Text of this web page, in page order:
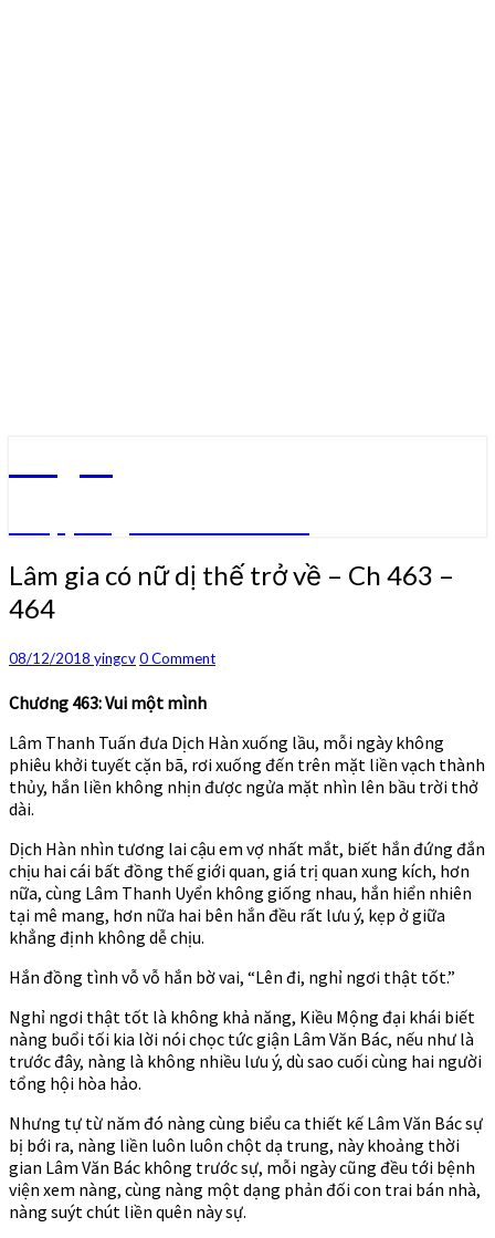
Lâm
gia
có
dị
trở
–
Ch
463
–
Lâm gia có nữ dị thế trở về – Ch 463 –
464
08/12/2018 yingcvComments
0 Comment
Chương 463: Vui một mình
Lâm Thanh Tuấn đưa Dịch Hàn xuống lầu, mỗi ngày không
phiêu khởi tuyết cặn bã, rơi xuống đến trên mặt liền vạch thành
thủy, hắn liền không nhịn được ngửa mặt nhìn lên bầu trời thở
dài.
Dịch Hàn nhìn tương lai cậu em vợ nhất mắt, biết hắn đứng đắn
chịu hai cái bất đồng thế giới quan, giá trị quan xung kích, hơn
nữa, cùng Lâm Thanh Uyển không giống nhau, hắn hiển nhiên
tại mê mang, hơn nữa hai bên hắn đều rất lưu ý, kẹp ở giữa
khẳng định không dễ chịu.
Hắn đồng tình vỗ vỗ hắn bờ vai, “Lên đi, nghỉ ngơi thật tốt.”
Nghỉ ngơi thật tốt là không khả năng, Kiều Mộng đại khái biết
nàng buổi tối kia lời nói chọc tức giận Lâm Văn Bác, nếu như là
trước đây, nàng là không nhiều lưu ý, dù sao cuối cùng hai người
tổng hội hòa hảo.
Nhưng tự từ năm đó nàng cùng biểu ca thiết kế Lâm Văn Bác sự
bị bới ra, nàng liền luôn luôn chột dạ trung, này khoảng thời
gian Lâm Văn Bác không trước sự, mỗi ngày cũng đều tới bệnh
viện xem nàng, cùng nàng một dạng phản đối con trai bán nhà,
nàng suýt chút liền quên này sự.